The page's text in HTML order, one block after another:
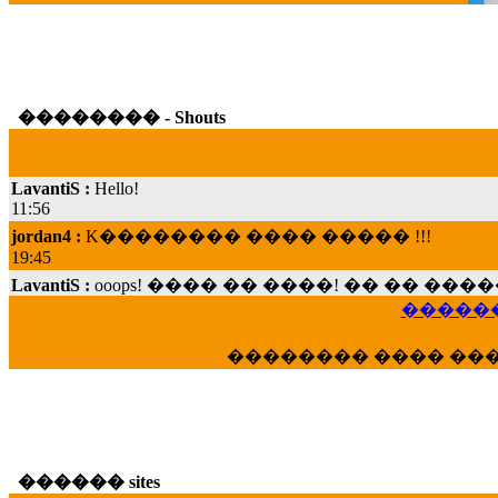
�������� - Shouts
11:56
jordan4 :
19:45
LavantiS :
���; ���� ��� ��� �������� ����
veronica :E���� 2012 ��� ����� ���
�������� ����
������ sites